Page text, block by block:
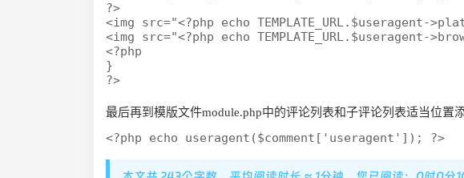
?>
<img src="<?php echo
<img src="<?php echo
<?php
}
?>
最后再到模版文件module.php中的评论列表和子评论列表适当位置
<?php echo useragent($comment['useragent']); ?>